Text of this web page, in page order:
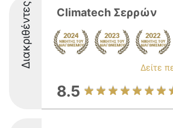
Διακριθέντες Climatech Σερρών
Δείτε
8.5